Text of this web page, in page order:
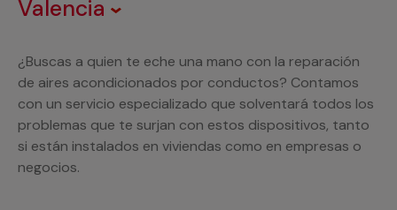
Valencia
¿Buscas a quien te eche una mano con la reparación
de aires acondicionados por conductos? Contamos
con un servicio especializado que solventará todos los
problemas que te surjan con estos dispositivos, tanto
si están instalados en viviendas como en empresas o
negocios.